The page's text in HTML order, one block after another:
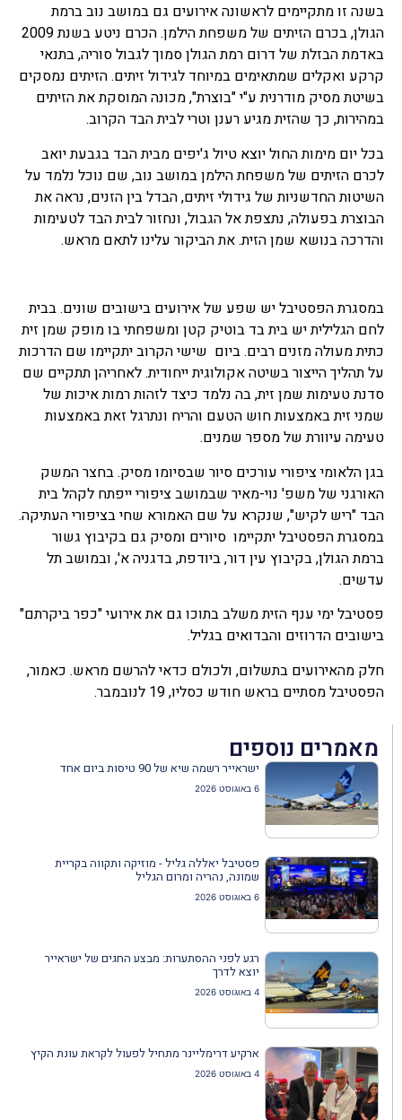
בשנה זו מתקיימים לראשונה אירועים גם במושב נוב ברמת
הגולן, בכרם הזיתים של משפחת הילמן. הכרם ניטע בשנת 2009
באדמת הבזלת של דרום רמת הגולן סמוך לגבול סוריה, בתנאי
קרקע ואקלים שמתאימים במיוחד לגידול זיתים. הזיתים נמסקים
בשיטת מסיק מודרנית ע"י "בוצרת", מכונה המוסקת את הזיתים
במהירות, כך שהזית מגיע רענן וטרי לבית הבד הקרוב.
בכל יום מימות החול יוצא טיול ג'יפים מבית הבד בגבעת יואב
לכרם הזיתים של משפחת הילמן במושב נוב, שם נוכל נלמד על
השיטות החדשניות של גידולי זיתים, הבדל בין הזנים, נראה את
הבוצרת בפעולה, נתצפת אל הגבול, ונחזור לבית הבד לטעימות
והדרכה בנושא שמן הזית. את הביקור עלינו לתאם מראש.
במסגרת הפסטיבל יש שפע של אירועים בישובים שונים. בבית
לחם הגלילית יש בית בד בוטיק קטן ומשפחתי בו מופק שמן זית
כתית מעולה מזנים רבים. ביום שישי הקרוב יתקיימו שם הדרכות
על תהליך הייצור בשיטה אקולוגית ייחודית. לאחריהן תתקיים שם
סדנת טעימות שמן זית, בה נלמד כיצד לזהות רמות איכות של
שמני זית באמצעות חוש הטעם והריח ונתרגל זאת באמצעות
טעימה עיוורת של מספר שמנים.
בגן הלאומי ציפורי עורכים סיור שבסיומו מסיק. בחצר המשק
האורגני של משפ' נוי-מאיר שבמושב ציפורי ייפתח לקהל בית
הבד "ריש לקיש", שנקרא על שם האמורא שחי בציפורי העתיקה.
במסגרת הפסטיבל יתקיימו סיורים ומסיק גם בקיבוץ גשור
ברמת הגולן, בקיבוץ עין דור, ביודפת, בדגניה א', ובמושב תל
עדשים.
פסטיבל ימי ענף הזית משלב בתוכו גם את אירועי "כפר ביקרתם"
בישובים הדרוזים והבדואים בגליל.
חלק מהאירועים בתשלום, ולכולם כדאי להרשם מראש. כאמור,
הפסטיבל מסתיים בראש חודש כסליו, 19 לנובמבר.
מאמרים נוספים
ישראייר רשמה שיא של 90 טיסות ביום אחד
6 באוגוסט 2026
פסטיבל יאללה גליל - מוזיקה ותקווה בקריית
שמונה, נהריה ומרום הגליל
6 באוגוסט 2026
רגע לפני ההסתערות: מבצע החגים של ישראייר
יוצא לדרך
4 באוגוסט 2026
ארקיע דרימליינר מתחיל לפעול לקראת עונת הקיץ
4 באוגוסט 2026